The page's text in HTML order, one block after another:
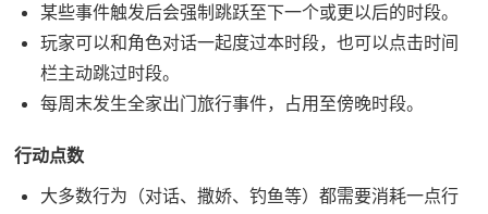
某些事件触发后会强制跳跃至下一个或更以后的时段。
玩家可以和角色对话一起度过本时段，也可以点击时间
栏主动跳过时段。
每周末发生全家出门旅行事件，占用至傍晚时段。
行动点数
大多数行为（对话、撒娇、钓鱼等）都需要消耗一点行